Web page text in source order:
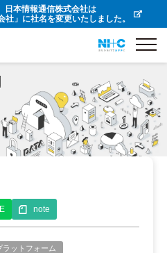
日本情報通信株式会社は
社」に社名を変更いたしました。
note
ラットフォーム